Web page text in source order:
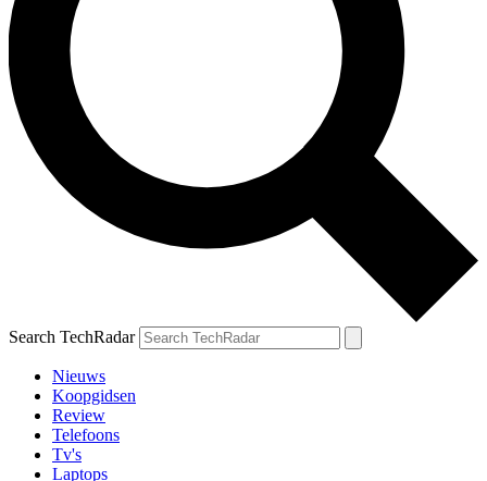
Search TechRadar
Nieuws
Koopgidsen
Review
Telefoons
Tv's
Laptops